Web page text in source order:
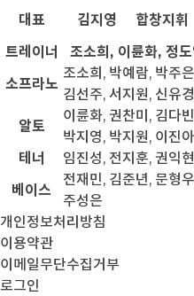
대표
김지영 합창지휘
트레이너
조소희, 이륜화, 정
소프라노
조소희, 박예람, 박주
김선주, 서지원, 신유
알토
이륜화, 권찬미, 김다
박지영, 박지원, 이진아
테너
임진성, 전지훈, 권익
베이스
전재민, 김준년, 문형
주성은
개인정보처리방침
이용약관
이메일무단수집거부
로그인